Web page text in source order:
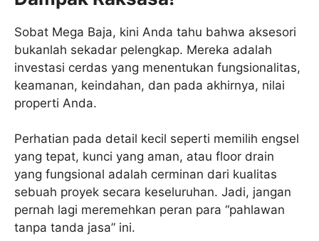
Sobat Mega Baja, kini Anda tahu bahwa aksesori
bukanlah sekadar pelengkap. Mereka adalah
investasi cerdas yang menentukan fungsionalitas,
keamanan, keindahan, dan pada akhirnya, nilai
properti Anda.
Perhatian pada detail kecil seperti memilih engsel
yang tepat, kunci yang aman, atau floor drain
yang fungsional adalah cerminan dari kualitas
sebuah proyek secara keseluruhan. Jadi, jangan
pernah lagi meremehkan peran para “pahlawan
tanpa tanda jasa” ini.